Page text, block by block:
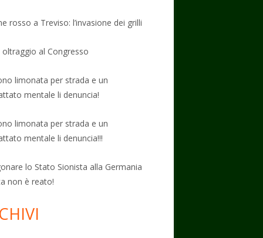
rosso a Treviso: l’invasione dei grilli
oltraggio al Congresso
limonata per strada e un
mentale li denuncia!
limonata per strada e un
mentale li denuncia!!!
lo Stato Sionista alla Germania
non è reato!